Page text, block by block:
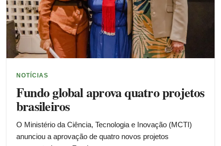
NOTÍCIAS
Fundo global aprova quatro projetos
brasileiros
O Ministério da Ciência, Tecnologia e Inovação (MCTI)
anunciou a aprovação de quatro novos projetos